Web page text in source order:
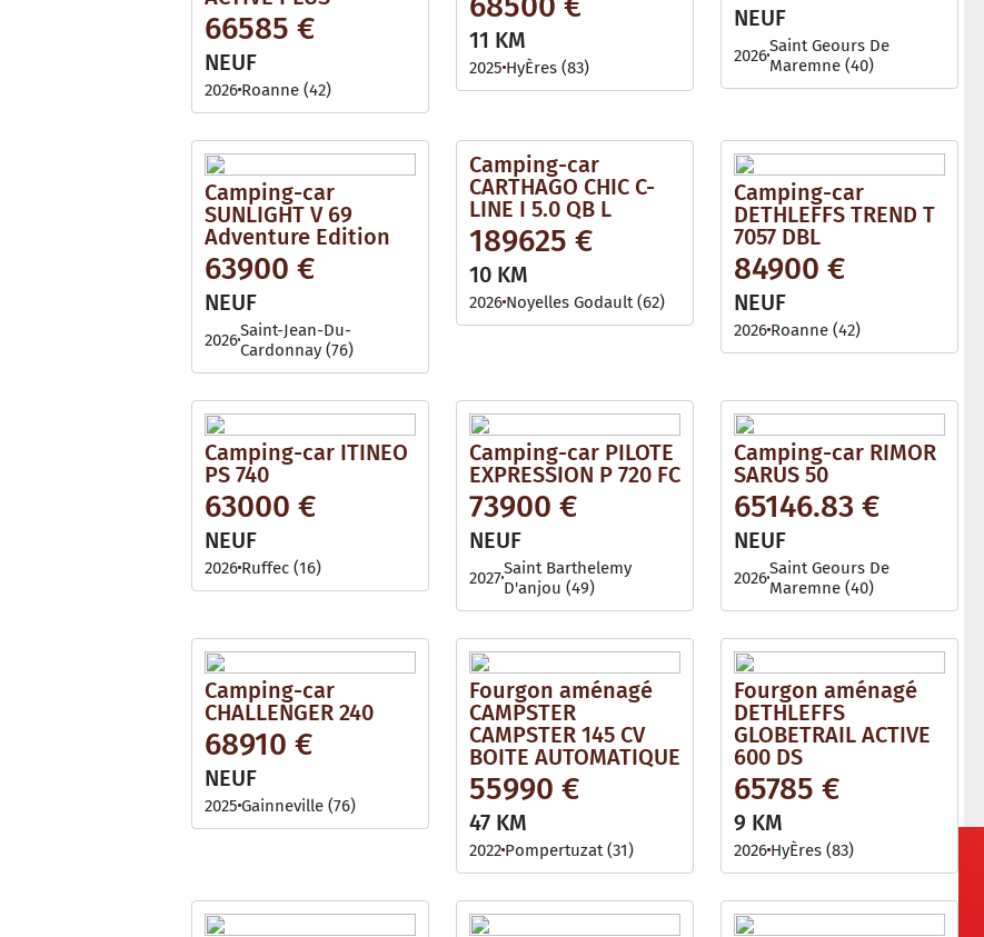
e
l
a
b
l
e
66585 €
NEUF
2026 Roanne (42)
11 KM
2025 HyÈres (83)
NEUF
2026Saint Geours De
Maremne (40)
Camping-car
SUNLIGHT V 69
Adventure Edition
63900 €
NEUF
2026Saint-Jean-Du-
Cardonnay (76)
Camping-car
CARTHAGO CHIC C-
LINE I 5.0 QB L
189625 €
10 KM
2026 Noyelles Godault (62)
Camping-car
DETHLEFFS TREND T
7057 DBL
84900 €
NEUF
2026 Roanne (42)
Camping-car ITINEO
PS 740
63000 €
NEUF
2026 Ruffec (16)
Camping-car PILOTE
EXPRESSION P 720 FC
73900 €
NEUF
2027Saint Barthelemy
D'anjou (49)
Camping-car RIMOR
SARUS 50
65146.83 €
NEUF
2026Saint Geours De
Maremne (40)
Camping-car
CHALLENGER 240
68910 €
NEUF
2025 Gainneville (76)
Fourgon aménagé
CAMPSTER
CAMPSTER 145 CV
BOITE AUTOMATIQUE
55990 €
47 KM
2022 Pompertuzat (31)
Fourgon aménagé
DETHLEFFS
GLOBETRAIL ACTIVE
600 DS
65785 €
9 KM
2026 HyÈres (83)